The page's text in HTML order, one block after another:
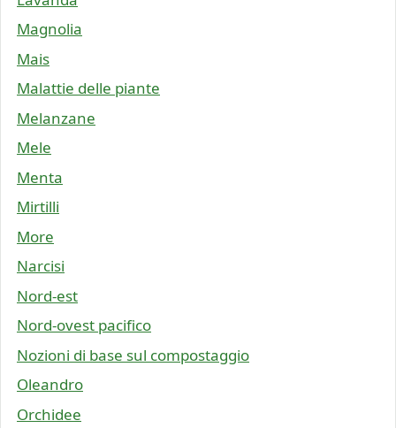
Magnolia
Mais
Malattie delle piante
Melanzane
Mele
Menta
Mirtilli
More
Narcisi
Nord-est
Nord-ovest pacifico
Nozioni di base sul compostaggio
Oleandro
Orchidee